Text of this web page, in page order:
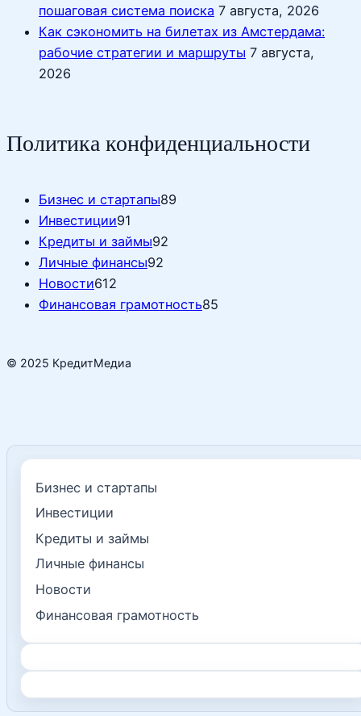
пошаговая система поиска 7 августа, 2026
Как сэкономить на билетах из Амстердама:
рабочие стратегии и маршруты 7 августа,
2026
Политика конфиденциальности
Бизнес и стартапы89
Инвестиции91
Кредиты и займы92
Личные финансы92
Новости612
Финансовая грамотность85
© 2025 КредитМедиа
Бизнес и стартапы
Инвестиции
Кредиты и займы
Личные финансы
Новости
Финансовая грамотность